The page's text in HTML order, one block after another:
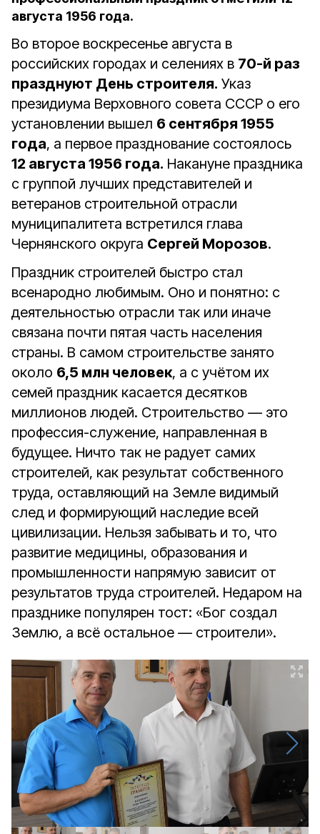
августа 1956 года.
Во второе воскресенье августа в
российских городах и селениях в 70-й раз
празднуют День строителя. Указ
президиума Верховного совета СССР о его
установлении вышел 6 сентября 1955
года, а первое празднование состоялось
12 августа 1956 года. Накануне праздника
с группой лучших представителей и
ветеранов строительной отрасли
муниципалитета встретился глава
Чернянского округа Сергей Морозов.
Праздник строителей быстро стал
всенародно любимым. Оно и понятно: с
деятельностью отрасли так или иначе
связана почти пятая часть населения
страны. В самом строительстве занято
около 6,5 млн человек, а с учётом их
семей праздник касается десятков
миллионов людей. Строительство — это
профессия-служение, направленная в
будущее. Ничто так не радует самих
строителей, как результат собственного
труда, оставляющий на Земле видимый
след и формирующий наследие всей
цивилизации. Нельзя забывать и то, что
развитие медицины, образования и
промышленности напрямую зависит от
результатов труда строителей. Недаром на
празднике популярен тост: «Бог создал
Землю, а всё остальное — строители».